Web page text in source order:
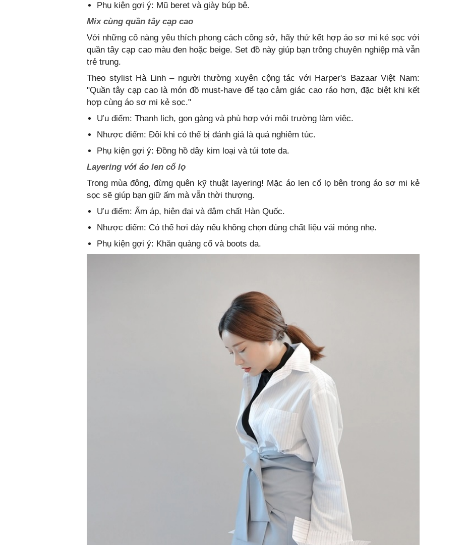
Phụ kiện gợi ý: Mũ beret và giày búp bê.
Mix cùng quần tây cạp cao
Với những cô nàng yêu thích phong cách công sở, hãy thử kết hợp áo sơ mi kẻ sọc với
quần tây cạp cao màu đen hoặc beige. Set đồ này giúp bạn trông chuyên nghiệp mà vẫn
trẻ trung.
Theo stylist Hà Linh – người thường xuyên cộng tác với Harper's Bazaar Việt Nam:
"Quần tây cạp cao là món đồ must-have để tạo cảm giác cao ráo hơn, đặc biệt khi kết
hợp cùng áo sơ mi kẻ sọc."
Ưu điểm: Thanh lịch, gọn gàng và phù hợp với môi trường làm việc.
Nhược điểm: Đôi khi có thể bị đánh giá là quá nghiêm túc.
Phụ kiện gợi ý: Đồng hồ dây kim loại và túi tote da.
Layering với áo len cổ lọ
Trong mùa đông, đừng quên kỹ thuật layering! Mặc áo len cổ lọ bên trong áo sơ mi kẻ
sọc sẽ giúp bạn giữ ấm mà vẫn thời thượng.
Ưu điểm: Ấm áp, hiện đại và đậm chất Hàn Quốc.
Nhược điểm: Có thể hơi dày nếu không chọn đúng chất liệu vải mỏng nhẹ.
Phụ kiện gợi ý: Khăn quàng cổ và boots da.